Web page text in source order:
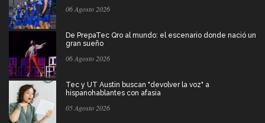
06 Agosto 2026
De PrepaTec Qro al mundo: el escenario donde nació un
gran sueño
06 Agosto 2026
Tec y UT Austin buscan "devolver la voz" a
hispanohablantes con afasia
05 Agosto 2026